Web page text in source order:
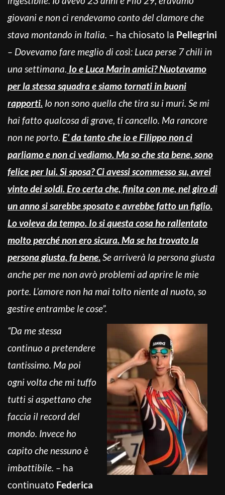
giovani e non ci rendevamo conto del clamore che
stava montando in Italia. – ha chiosato la Pellegrini
– Dovevamo fare meglio di così: Luca perse 7 chili in
una settimana. Io e Luca Marin amici? Nuotavamo
per la stessa squadra e siamo tornati in buoni
rapporti. Io non sono quella che tira su i muri. Se mi
hai fatto qualcosa di grave, ti cancello. Ma rancore
non ne porto. E’ da tanto che io e Filippo non ci
parliamo e non ci vediamo. Ma so che sta bene, sono
felice per lui. Si sposa? Ci avessi scommesso su, avrei
vinto dei soldi. Ero certa che, finita con me, nel giro di
un anno si sarebbe sposato e avrebbe fatto un figlio.
Lo voleva da tempo. Io si questa cosa ho rallentato
molto perché non ero sicura. Ma se ha trovato la
persona giusta, fa bene.Se arriverà la persona giusta
anche per me non avrò problemi ad aprire le mie
porte. L’amore non ha mai tolto niente al nuoto, so
gestire entrambe le cose”.
“Da me stessa
continuo a pretendere
tantissimo. Ma poi
ogni volta che mi tuffo
tutti si aspettano che
faccia il record del
mondo. Invece ho
capito che nessuno è
imbattibile. – ha
continuato Federica